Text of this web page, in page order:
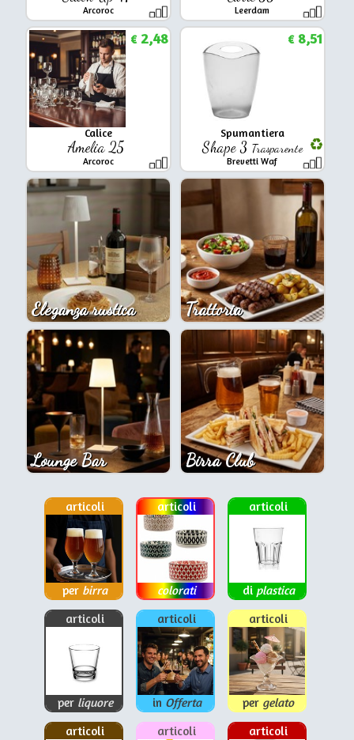
Arcoroc Leerdam
Calice
Amelia 25
Arcoroc
€2,48
Spumantiera
Shape 3 Trasparente
Brevetti Waf
€8,51
Eleganza rustica Trattoria
Lounge Bar Birra Club
articoli
per birra
articoli
colorati
articoli
di plastica
articoli
per liquore
articoli
in Offerta
articoli
per gelato
articoli
articoli articoli